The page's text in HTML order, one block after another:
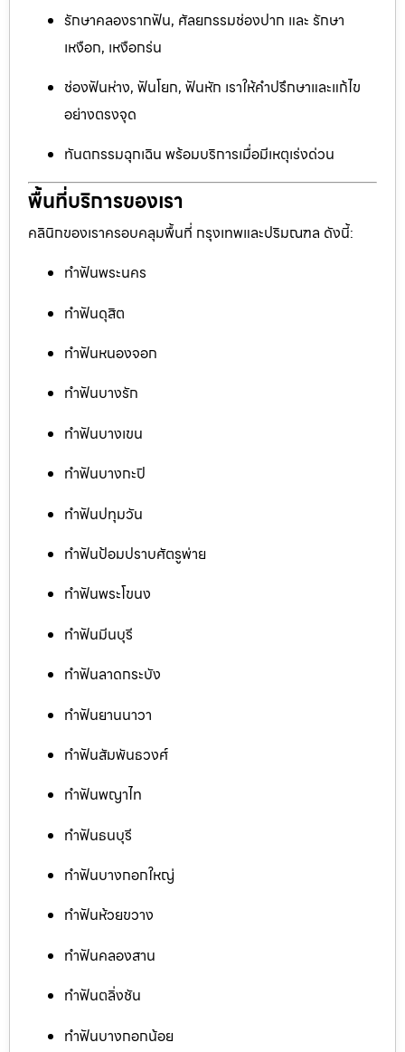
รักษาคลองรากฟัน, ศัลยกรรมช่องปาก และ รักษา
เหงือก, เหงือกร่น
ช่องฟันห่าง, ฟันโยก, ฟันหัก เราให้คำปรึกษาและแก้ไข
อย่างตรงจุด
ทันตกรรมฉุกเฉิน พร้อมบริการเมื่อมีเหตุเร่งด่วน
พื้นที่บริการของเรา
คลินิกของเราครอบคลุมพื้นที่ กรุงเทพและปริมณฑล ดังนี้:
ทำฟันพระนคร
ทำฟันดุสิต
ทำฟันหนองจอก
ทำฟันบางรัก
ทำฟันบางเขน
ทำฟันบางกะปิ
ทำฟันปทุมวัน
ทำฟันป้อมปราบศัตรูพ่าย
ทำฟันพระโขนง
ทำฟันมีนบุรี
ทำฟันลาดกระบัง
ทำฟันยานนาวา
ทำฟันสัมพันธวงศ์
ทำฟันพญาไท
ทำฟันธนบุรี
ทำฟันบางกอกใหญ่
ทำฟันห้วยขวาง
ทำฟันคลองสาน
ทำฟันตลิ่งชัน
ทำฟันบางกอกน้อย